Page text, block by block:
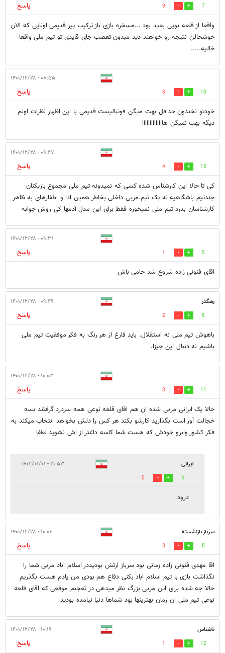
7
9
پاسخ
واقعا از قلعه نویی بعید بود ...مسخره بازی باز ترکیب پیر قدیمی اونایی که الان
خوشحالن نتیجه رو خواهند دید مبدون تعصب جای قایدی تو تیم ملی واقعا
خالیه.....
۰۸:۵۵ - ۱۴۰۱/۱۲/۲۸
10
3
پاسخ
خودتو نخندون حداقل بهت میگن فوتبالیست قدیمی با این اظهار نظرات اونم
دیگه بهت نمیگن هاااااااااااااا
۰۹:۲۷ - ۱۴۰۱/۱۲/۲۸
15
4
پاسخ
کی تا حالا این کارشناس شده کسی که نمیدونه تیم ملی مجموع بازیکنان
چندتیم باشگاهیه نه یک تیم.مربی داخلی بخاطر همین ادا و اطفارهای به ظاهر
کارشناسان بدرد تیم ملی نمیخوره فقط برای این مدل آدمها کی روش جوابه
۰۹:۳۱ - ۱۴۰۱/۱۲/۲۸
5
1
پاسخ
اقای فنونی زاده شروع شد حامی باش
رهگذر ۰۹:۴۹ - ۱۴۰۱/۱۲/۲۸
8
2
پاسخ
باهوش تیم ملی نه استقلال. باید فارغ از هر رنگ به فکر موفقیت تیم ملی
باشیم نه دنبال این چیزا.
۱۰:۰۳ - ۱۴۰۱/۱۲/۲۸
11
3
پاسخ
حالا یک ایرانی مربی شده ان هم اقای قلعه نوعی همه سردرد گرفتند بسه
خجالت آور است بگذارید کارشو بکند هر کس را دلش بخواهد انتخاب میکند به
فکر کشور وابرو خودش که هست شما کاسه داغتر از اش نشوید لطفا
ایرانی ۲۱:۵۳ - ۱۴۰۲/۰۱/۰۱
4
0
درود
سرباز بازنشسته ۱۰:۰۶ - ۱۴۰۱/۱۲/۲۸
8
3
پاسخ
اقا مهدی فنونی زاده زمانی بود سرباز ارتش بودیددر اسلام اباد مربی شما را
نگذاشت بازی با تیم اسلام اباد بکنی دفاع هم بودی من یادم هست بگذریم
حالا چه شده برای این مربی بزرگ نظر میدهی در تعجبم موقعی که اقای قلعه
نوعی تیم ملی ان زمان بهترینها بود شماها دنیا نیامده بودید
ناشناس ۱۰:۱۹ - ۱۴۰۱/۱۲/۲۸
12
1
پاسخ